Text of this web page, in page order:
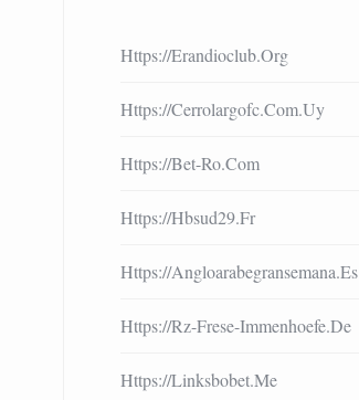
Https://erandioclub.org
Https://cerrolargofc.com.uy
Https://bet-Ro.com
Https://hbsud29.fr
Https://angloarabegransemana.es
Https://rz-Frese-Immenhoefe.de
Https://linksbobet.me